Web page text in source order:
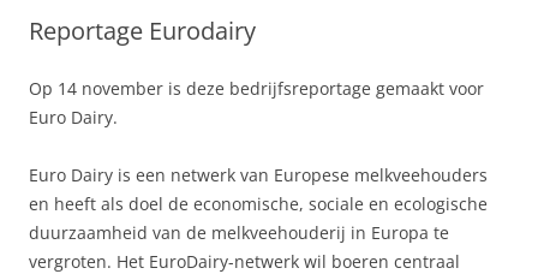
Reportage Eurodairy
Op 14 november is deze bedrijfsreportage gemaakt voor
Euro Dairy.
Euro Dairy is een netwerk van Europese melkveehouders
en heeft als doel de economische, sociale en ecologische
duurzaamheid van de melkveehouderij in Europa te
vergroten. Het EuroDairy-netwerk wil boeren centraal